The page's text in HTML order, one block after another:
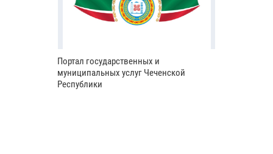
Портал государственных и
муниципальных услуг Чеченской
Республики